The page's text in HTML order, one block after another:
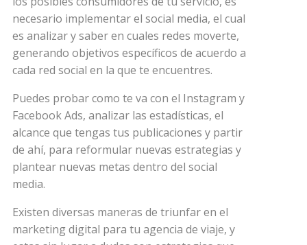
necesario implementar el social media, el cual
es analizar y saber en cuales redes moverte,
generando objetivos específicos de acuerdo a
cada red social en la que te encuentres.
Puedes probar como te va con el Instagram y
Facebook Ads, analizar las estadísticas, el
alcance que tengas tus publicaciones y partir
de ahí, para reformular nuevas estrategias y
plantear nuevas metas dentro del social
media.
Existen diversas maneras de triunfar en el
marketing digital para tu agencia de viaje, y